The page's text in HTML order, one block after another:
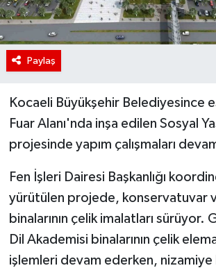
Paylaş
Kocaeli Büyükşehir Belediyesince
Fuar Alanı'nda inşa edilen Sosyal
projesinde yapım çalışmaları
Fen İşleri Dairesi Başkanlığı
yürütülen projede, konservatuvar
binalarının çelik imalatları sürüyor.
Dil Akademisi binalarının çelik
işlemleri devam ederken, nizamiye